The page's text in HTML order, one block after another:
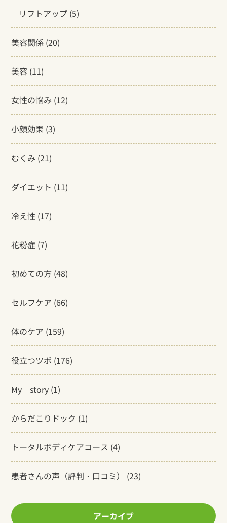
リフトアップ (5)
美容関係 (20)
美容 (11)
女性の悩み (12)
小顔効果 (3)
むくみ (21)
ダイエット (11)
冷え性 (17)
花粉症 (7)
初めての方 (48)
セルフケア (66)
体のケア (159)
役立つツボ (176)
My story (1)
からだこりドック (1)
トータルボディケアコース (4)
患者さんの声（評判・口コミ） (23)
アーカイブ